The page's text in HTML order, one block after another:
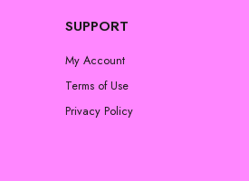
SUPPORT
My Account
Terms of Use
Privacy Policy